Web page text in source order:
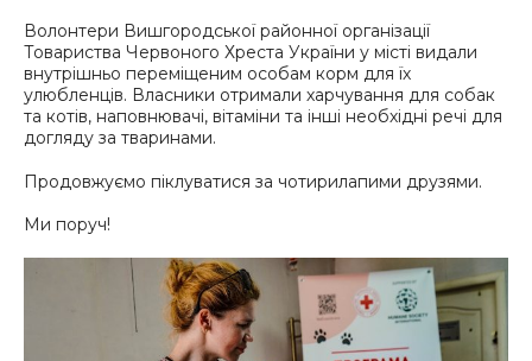
Волонтери Вишгородської районної організації
Товариства Червоного Хреста України у місті видали
внутрішньо переміщеним особам корм для їх
улюбленців. Власники отримали харчування для собак
та котів, наповнювачі, вітаміни та інші необхідні речі для
догляду за тваринами.
Продовжуємо піклуватися за чотирилапими друзями.
Ми поруч!